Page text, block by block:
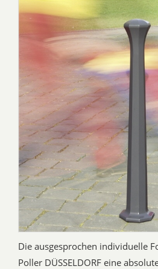
Die ausgesprochen individuelle
Poller DÜSSELDORF eine